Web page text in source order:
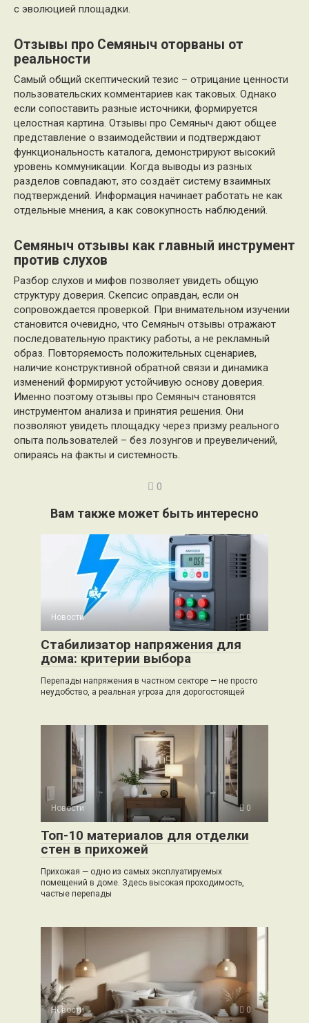
с эволюцией площадки.
Отзывы про Семяныч оторваны от
реальности
Самый общий скептический тезис – отрицание ценности
пользовательских комментариев как таковых. Однако
если сопоставить разные источники, формируется
целостная картина. Отзывы про Семяныч дают общее
представление о взаимодействии и подтверждают
функциональность каталога, демонстрируют высокий
уровень коммуникации. Когда выводы из разных
разделов совпадают, это создаёт систему взаимных
подтверждений. Информация начинает работать не как
отдельные мнения, а как совокупность наблюдений.
Семяныч отзывы как главный инструмент
против слухов
Разбор слухов и мифов позволяет увидеть общую
структуру доверия. Скепсис оправдан, если он
сопровождается проверкой. При внимательном изучении
становится очевидно, что Семяныч отзывы отражают
последовательную практику работы, а не рекламный
образ. Повторяемость положительных сценариев,
наличие конструктивной обратной связи и динамика
изменений формируют устойчивую основу доверия.
Именно поэтому отзывы про Семяныч становятся
инструментом анализа и принятия решения. Они
позволяют увидеть площадку через призму реального
опыта пользователей – без лозунгов и преувеличений,
опираясь на факты и системность.
0
Вам также может быть интересно
Новости 0
Стабилизатор напряжения для
дома: критерии выбора
Перепады напряжения в частном секторе — не просто
неудобство, а реальная угроза для дорогостоящей
Новости 0
Топ-10 материалов для отделки
стен в прихожей
Прихожая — одно из самых эксплуатируемых
помещений в доме. Здесь высокая проходимость,
частые перепады
Новости 0